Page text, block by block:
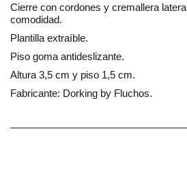
Cierre con cordones y cremallera
comodidad.
Plantilla extraíble.
Piso goma antideslizante.
Altura 3,5 cm y piso 1,5 cm.
Fabricante: Dorking by Fluchos.